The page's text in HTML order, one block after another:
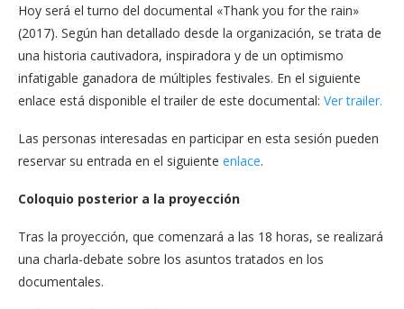
Hoy será el turno del documental «Thank you for the rain»
(2017). Según han detallado desde la organización, se trata de
una historia cautivadora, inspiradora y de un optimismo
infatigable ganadora de múltiples festivales. En el siguiente
enlace está disponible el trailer de este documental: Ver trailer.
Las personas interesadas en participar en esta sesión pueden
reservar su entrada en el siguiente enlace.
Coloquio posterior a la proyección
Tras la proyección, que comenzará a las 18 horas, se realizará
una charla-debate sobre los asuntos tratados en los
documentales.